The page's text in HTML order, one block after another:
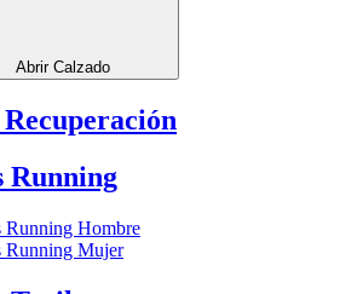
Abrir Calzado
Running
Running Hombre
Running Mujer